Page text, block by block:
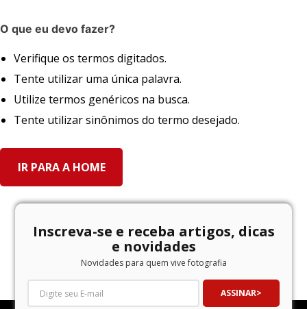
O que eu devo fazer?
Verifique os termos digitados.
Tente utilizar uma única palavra.
Utilize termos genéricos na busca.
Tente utilizar sinônimos do termo desejado.
IR PARA A HOME
Inscreva-se e receba artigos, dicas
e novidades
Novidades para quem vive fotografia
ASSINAR